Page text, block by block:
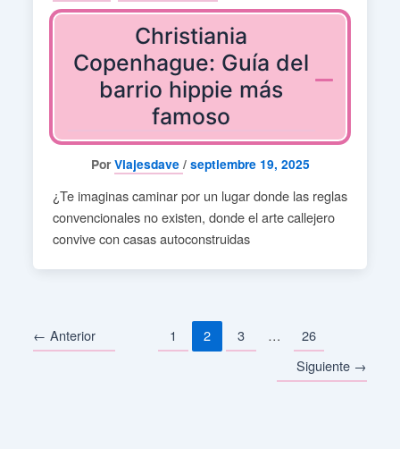
Christiania
Copenhague: Guía del
barrio hippie más
famoso
Por Viajesdave / septiembre 19, 2025
¿Te imaginas caminar por un lugar donde las reglas
convencionales no existen, donde el arte callejero
convive con casas autoconstruidas
← Anterior 1 2 3 …
26
Siguiente →